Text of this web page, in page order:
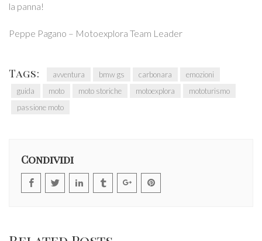
la panna!
Peppe Pagano – Motoexplora Team Leader
Tags: avventura bmw gs carbonara
emozioni
guida
moto moto storiche motoexplora
mototurismo
passione moto
Condividi